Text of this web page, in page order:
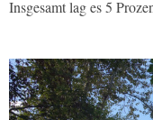
Insgesamt lag es 5